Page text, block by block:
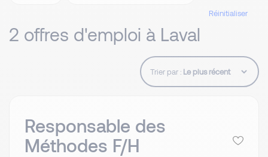
Réinitialiser
2 offres d'emploi à Laval
Trier par :
Responsable des
Méthodes F/H